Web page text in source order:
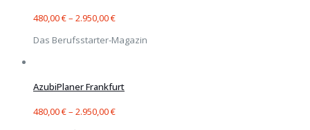
480,00€– 2.950,00€
Das Berufsstarter-Magazin
AzubiPlaner Frankfurt
480,00€– 2.950,00€